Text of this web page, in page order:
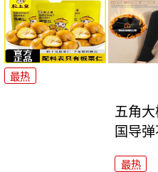
最热
五角
国导弹
最热